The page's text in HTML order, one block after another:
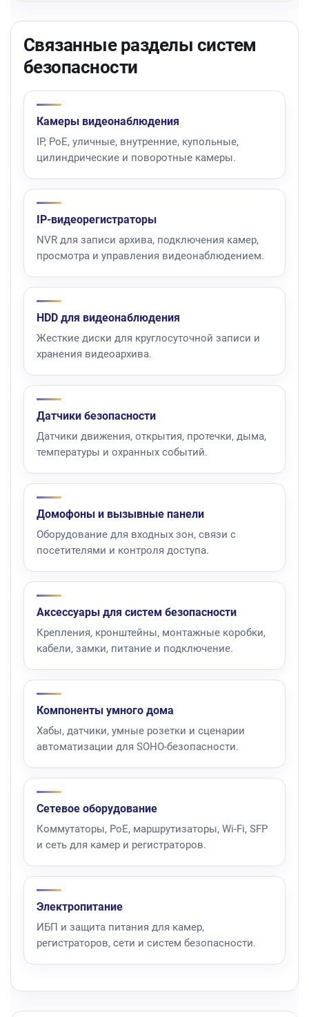
Связанные разделы систем
безопасности
Камеры видеонаблюдения
IP, PoE, уличные, внутренние, купольные,
цилиндрические и поворотные камеры.
IP-видеорегистраторы
NVR для записи архива, подключения камер,
просмотра и управления видеонаблюдением.
HDD для видеонаблюдения
Жесткие диски для круглосуточной записи и
хранения видеоархива.
Датчики безопасности
Датчики движения, открытия, протечки, дыма,
температуры и охранных событий.
Домофоны и вызывные панели
Оборудование для входных зон, связи с
посетителями и контроля доступа.
Аксессуары для систем безопасности
Крепления, кронштейны, монтажные коробки,
кабели, замки, питание и подключение.
Компоненты умного дома
Хабы, датчики, умные розетки и сценарии
автоматизации для SOHO-безопасности.
Сетевое оборудование
Коммутаторы, PoE, маршрутизаторы, Wi-Fi, SFP
и сеть для камер и регистраторов.
Электропитание
ИБП и защита питания для камер,
регистраторов, сети и систем безопасности.